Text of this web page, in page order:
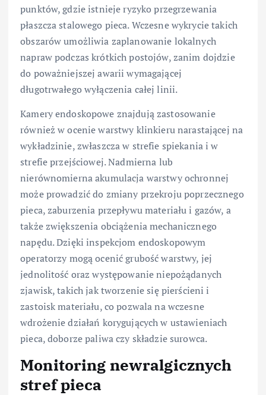
punktów, gdzie istnieje ryzyko przegrzewania
płaszcza stalowego pieca. Wczesne wykrycie takich
obszarów umożliwia zaplanowanie lokalnych
napraw podczas krótkich postojów, zanim dojdzie
do poważniejszej awarii wymagającej
długotrwałego wyłączenia całej linii.
Kamery endoskopowe znajdują zastosowanie
również w ocenie warstwy klinkieru narastającej na
wykładzinie, zwłaszcza w strefie spiekania i w
strefie przejściowej. Nadmierna lub
nierównomierna akumulacja warstwy ochronnej
może prowadzić do zmiany przekroju poprzecznego
pieca, zaburzenia przepływu materiału i gazów, a
także zwiększenia obciążenia mechanicznego
napędu. Dzięki inspekcjom endoskopowym
operatorzy mogą ocenić grubość warstwy, jej
jednolitość oraz występowanie niepożądanych
zjawisk, takich jak tworzenie się pierścieni i
zastoisk materiału, co pozwala na wczesne
wdrożenie działań korygujących w ustawieniach
pieca, doborze paliwa czy składzie surowca.
Monitoring newralgicznych
stref pieca